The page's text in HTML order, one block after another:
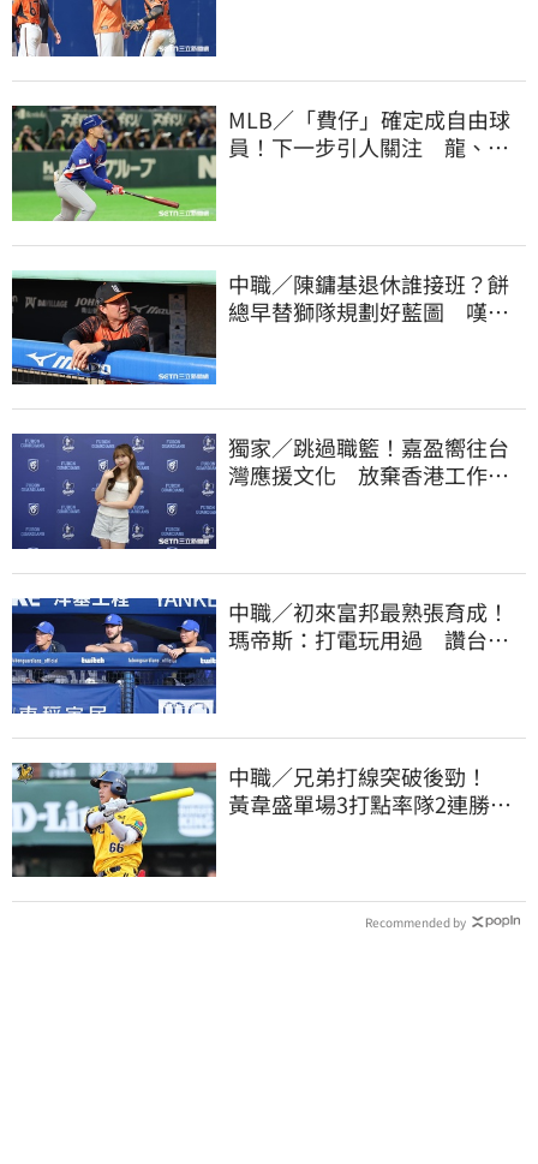
MLB／「費仔」確定成自由球
員！下一步引人關注 龍、獅
中職／陳鏞基退休誰接班？餅
總早替獅隊規劃好藍圖 嘆新
獨家／跳過職籃！嘉盈嚮往台
灣應援文化 放棄香港工作跨
中職／初來富邦最熟張育成！
瑪帝斯：打電玩用過 讚台灣
中職／兄弟打線突破後勁！
黃韋盛單場3打點率隊2連勝雄
Recommended by